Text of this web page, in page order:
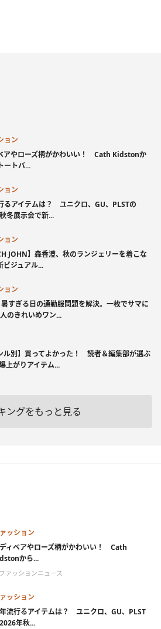
ョン
アやローズ柄がかわいい！ Cath Kidstonか
ートバ...
ョン
るアイテムは？ ユニクロ、GU、PLSTの
冬展示会で新...
ョン
JOHN】森香澄、秋のランジェリーを着こな
ビジュアル...
ョン
暑すぎる日の通勤服問題を解決。一枚でサマに
のきれいめワン...
ル別】買ってよかった！ 読者＆編集部が選ぶ
上がりアイテム...
ングをもっと見る
ッション
ィベアやローズ柄がかわいい！ Cath
から...
ァッションニュース
ッション
流行るアイテムは？ ユニクロ、GU、PLST
年秋...